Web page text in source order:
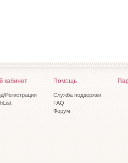
кабинет
Регистрация
Помощь
Служба поддержки
FAQ
Форум